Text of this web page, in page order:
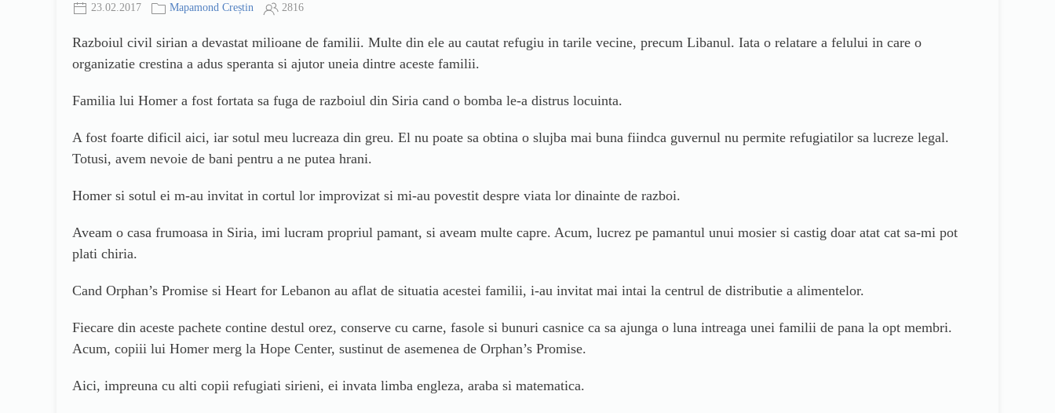
23.02.2017 Mapamond Creștin 2816
Razboiul civil sirian a devastat milioane de familii. Multe din ele au cautat refugiu in tarile vecine, precum Libanul. Iata o relatare a felului in care o
organizatie crestina a adus speranta si ajutor uneia dintre aceste familii.
Familia lui Homer a fost fortata sa fuga de razboiul din Siria cand o bomba le-a distrus locuinta.
A fost foarte dificil aici, iar sotul meu lucreaza din greu. El nu poate sa obtina o slujba mai buna fiindca guvernul nu permite refugiatilor sa lucreze legal.
Totusi, avem nevoie de bani pentru a ne putea hrani.
Homer si sotul ei m-au invitat in cortul lor improvizat si mi-au povestit despre viata lor dinainte de razboi.
Aveam o casa frumoasa in Siria, imi lucram propriul pamant, si aveam multe capre. Acum, lucrez pe pamantul unui mosier si castig doar atat cat sa-mi pot
plati chiria.
Cand Orphan’s Promise si Heart for Lebanon au aflat de situatia acestei familii, i-au invitat mai intai la centrul de distributie a alimentelor.
Fiecare din aceste pachete contine destul orez, conserve cu carne, fasole si bunuri casnice ca sa ajunga o luna intreaga unei familii de pana la opt membri.
Acum, copiii lui Homer merg la Hope Center, sustinut de asemenea de Orphan’s Promise.
Aici, impreuna cu alti copii refugiati sirieni, ei invata limba engleza, araba si matematica.